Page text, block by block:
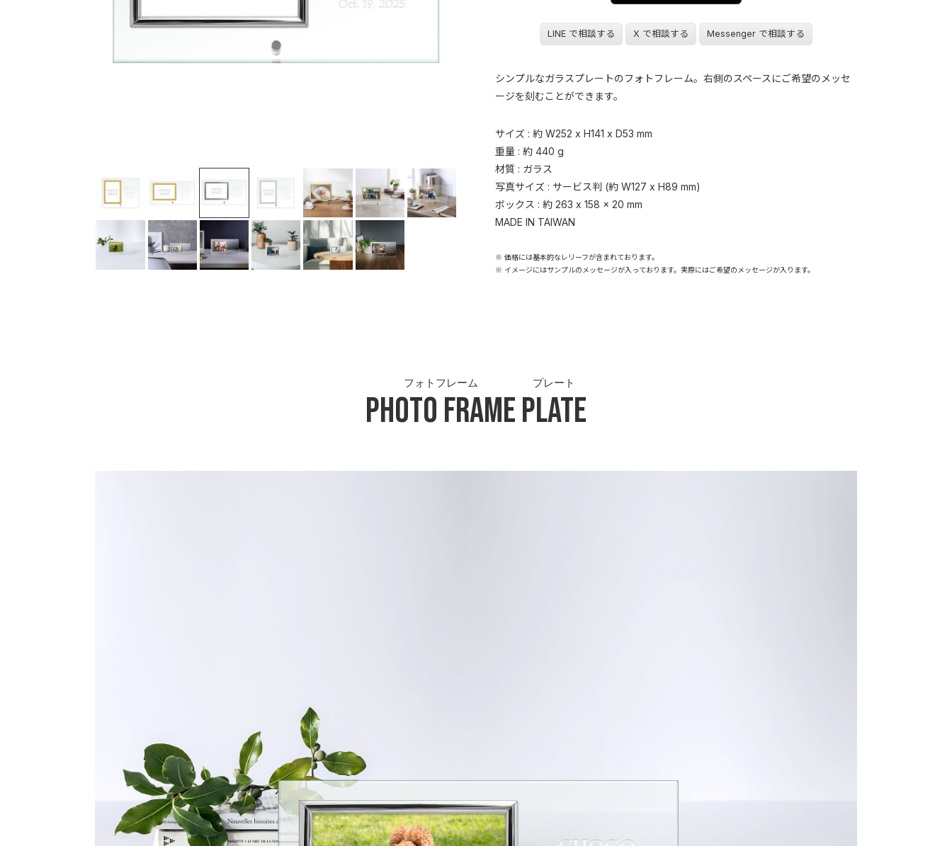
LINE で相談する X で相談する Messenger で相談する
シンプルなガラスプレートのフォトフレーム。右側のスペースにご希望のメッセ
ージを刻むことができます。
サイズ : 約 W252 x H141 x D53 mm
重量 : 約 440 g
材質 : ガラス
写真サイズ : サービス判 (約 W127 x H89 mm)
ボックス : 約 263 x 158 x 20 mm
MADE IN TAIWAN
※ 価格には基本的なレリーフが含まれております。
※ イメージにはサンプルのメッセージが入っております。実際にはご希望のメッセージが入ります。
Photo Frame
フォトフレーム
Plate
プレート